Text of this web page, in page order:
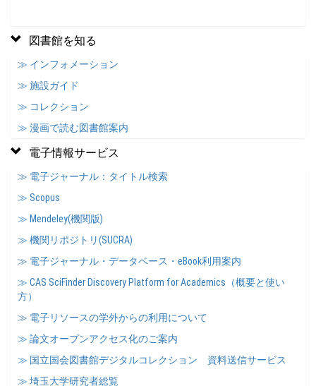
図書館を知る
≫ インフォメーション
≫ 施設ガイド
≫ コレクション
≫ 漫画で読む図書館案内
電子情報サービス
≫ 電子ジャーナル：タイトル検索
≫ Scopus
≫ Mendeley(機関版)
≫ 機関リポジトリ(SUCRA)
≫ 電子ジャーナル・データベース・eBook利用案内
≫ CAS SciFinder Discovery Platform for Academics（概要と使い
方）
≫ 電子リソースの学外からの利用について
≫ 論文オープンアクセス化のご案内
≫ 国立国会図書館デジタルコレクション 資料送信サービス
≫ 埼玉大学研究者総覧